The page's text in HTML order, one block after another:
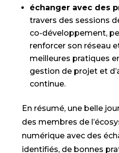
échanger avec des
travers des sessions
co-développement,
renforcer son réseau
meilleures pratiques
gestion de projet et
continue.
En résumé, une belle
des membres de
numérique avec des
identifiés, de bonnes